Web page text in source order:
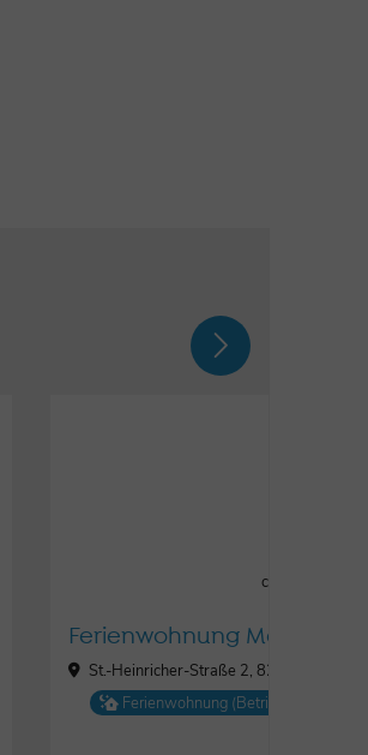
ca.
Ferienwohnung Meier
St.-Heinricher-Straße 2, 82541 Münsing
Ferienwohnung (Betrieb)